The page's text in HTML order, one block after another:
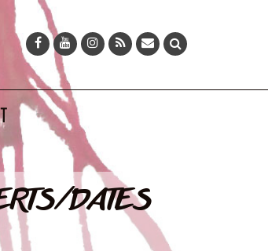
DATES